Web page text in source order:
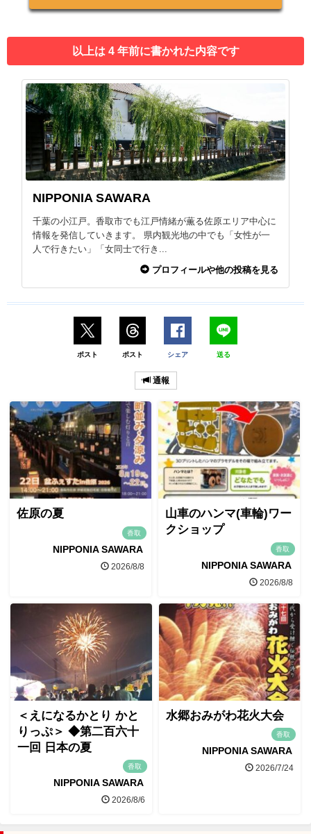
以上は 4 年前に書かれた内容です
NIPPONIA SAWARA
千葉の小江戸。香取市でも江戸情緒が薫る佐原エリア中心に
情報を発信していきます。 県内観光地の中でも「女性が一
人で行きたい」「女同士で行き...
プロフィールや他の投稿を見る
ポスト ポスト シェア 送る
通報
佐原の夏
香取
NIPPONIA SAWARA
2026/8/8
山車のハンマ(車輪)ワー
クショップ
香取
NIPPONIA SAWARA
2026/8/8
＜えになるかとり かと
りっぷ＞ ◆第二百六十
一回 日本の夏
香取
NIPPONIA SAWARA
2026/8/6
水郷おみがわ花火大会
香取
NIPPONIA SAWARA
2026/7/24